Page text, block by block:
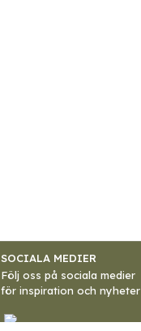
SOCIALA MEDIER
Följ oss på sociala medier
för inspiration och nyheter